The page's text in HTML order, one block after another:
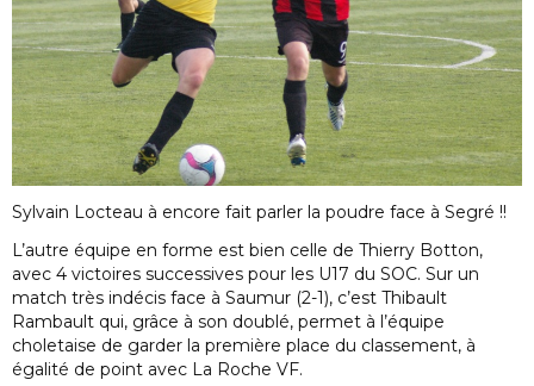
Sylvain Locteau à encore fait parler la poudre face à Segré !!
L’autre équipe en forme est bien celle de Thierry Botton,
avec 4 victoires successives pour les U17 du SOC. Sur un
match très indécis face à Saumur (2-1), c’est Thibault
Rambault qui, grâce à son doublé, permet à l’équipe
choletaise de garder la première place du classement, à
égalité de point avec La Roche VF.